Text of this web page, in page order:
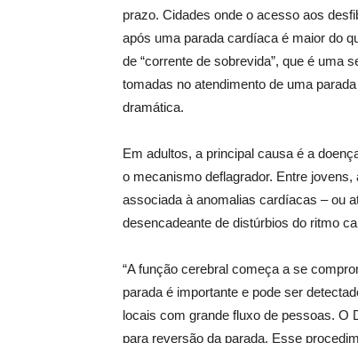
prazo. Cidades onde o acesso aos
após uma parada cardíaca é maior do
de “corrente de sobrevida”, que é uma
tomadas no atendimento de uma
dramática.
Em adultos, a principal causa é a
o mecanismo deflagrador. Entre
associada à anomalias cardíacas – ou
desencadeante de distúrbios do ritmo
“A função cerebral começa a se
parada é importante e pode ser
locais com grande fluxo de pessoas. O
para reversão da parada. Esse